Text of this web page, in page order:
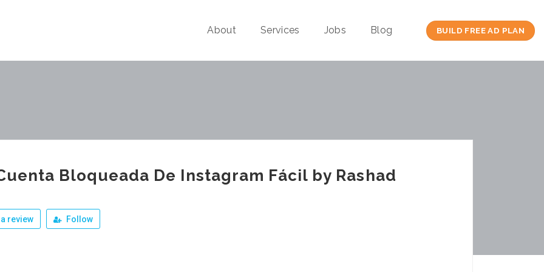
About Services Jobs Blog BUILD FREE AD PLAN
Bloqueada De Instagram Fácil by Rashad
review Follow